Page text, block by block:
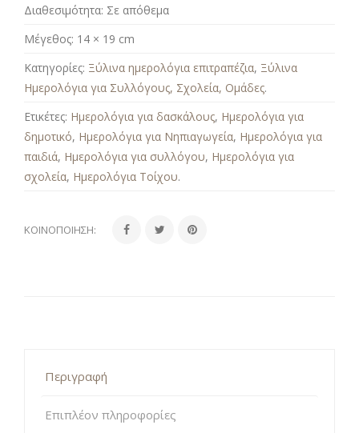
Διαθεσιμότητα: Σε απόθεμα
Μέγεθος: 14 × 19 cm
Κατηγορίες: Ξύλινα ημερολόγια επιτραπέζια, Ξύλινα
Ημερολόγια για Συλλόγους, Σχολεία, Ομάδες.
Ετικέτες: Ημερολόγια για δασκάλους, Ημερολόγια για
δημοτικό, Ημερολόγια για Νηπιαγωγεία, Ημερολόγια για
παιδιά, Ημερολόγια για συλλόγου, Ημερολόγια για
σχολεία, Ημερολόγια Τοίχου.
ΚΟΙΝΟΠΟΊΗΣΗ:
Περιγραφή
Επιπλέον πληροφορίες